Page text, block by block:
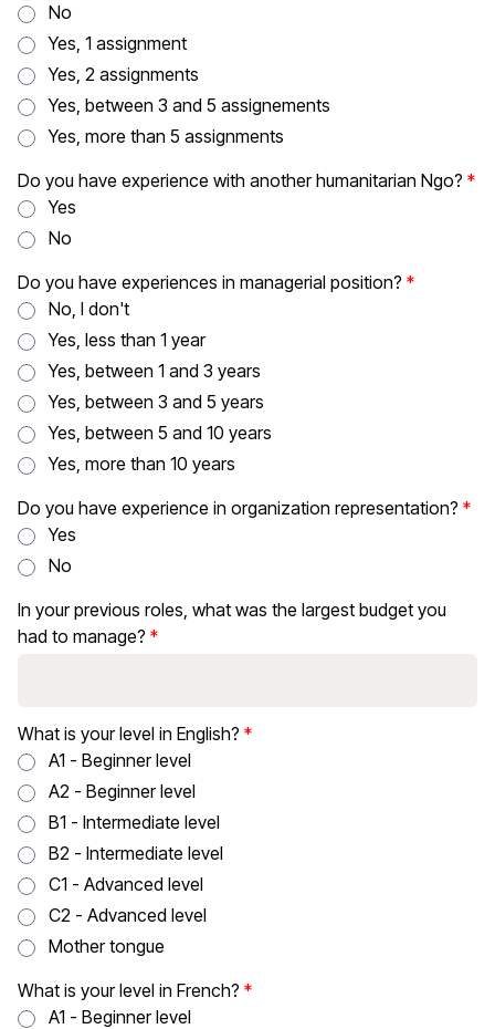
No
Yes, 1 assignment
Yes, 2 assignments
Yes, between 3 and 5 assignements
Yes, more than 5 assignments
Do you have experience with another humanitarian Ngo?
Yes
No
Do you have experiences in managerial position?
No, I don't
Yes, less than 1 year
Yes, between 1 and 3 years
Yes, between 3 and 5 years
Yes, between 5 and 10 years
Yes, more than 10 years
Do you have experience in organization representation?
Yes
No
In your previous roles, what was the largest budget you
had to manage?
What is your level in English?
A1 - Beginner level
A2 - Beginner level
B1 - Intermediate level
B2 - Intermediate level
C1 - Advanced level
C2 - Advanced level
Mother tongue
What is your level in French?
A1 - Beginner level